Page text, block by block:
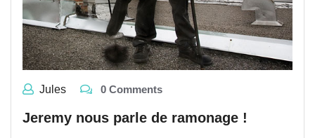
Jules 0 Comments
Jeremy nous parle de ramonage !